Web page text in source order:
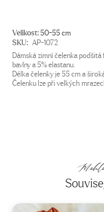
Velikost:50-55 cm
SKU: AP-1072
Dámská zimní čelenka
bavlny a 5% elastanu.
Délka čelenky je 55 cm a
Čelenku lze při velkých